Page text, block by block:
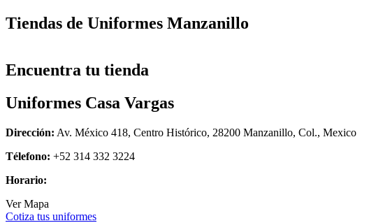
Tiendas de Uniformes Manzanillo
Encuentra tu tienda
Uniformes Casa Vargas
Dirección: Av. México 418, Centro Histórico, 28200 Manzanillo, Col., Mexico
Télefono: +52 314 332 3224
Horario:
Ver Mapa
Cotiza tus uniformes